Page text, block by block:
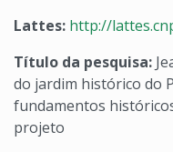
Lattes: http://
Título da pesquisa:
do jardim histórico do
fundamentos
projeto